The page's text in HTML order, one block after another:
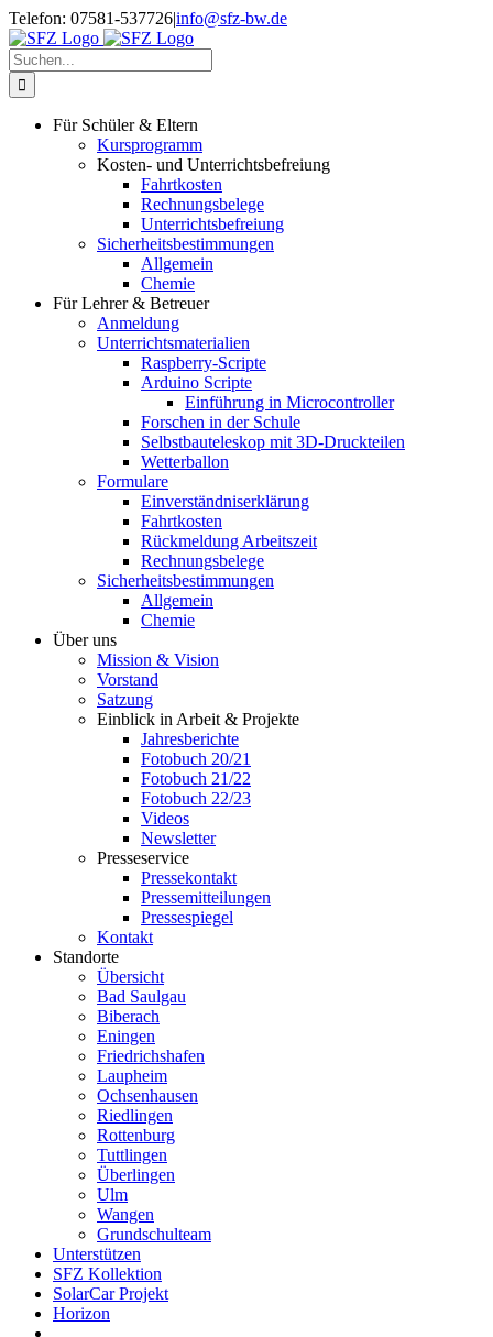
Zum
Inhalt
springen
Telefon: 07581-537726|info@sfz-bw.de
Suche
nach:
Für Schüler & Eltern
Kursprogramm
Kosten- und Unterrichtsbefreiung
Fahrtkosten
Rechnungsbelege
Unterrichtsbefreiung
Sicherheitsbestimmungen
Allgemein
Chemie
Für Lehrer & Betreuer
Anmeldung
Unterrichtsmaterialien
Raspberry-Scripte
Arduino Scripte
Einführung in Microcontroller
Forschen in der Schule
Selbstbauteleskop mit 3D-Druckteilen
Wetterballon
Formulare
Einverständniserklärung
Fahrtkosten
Rückmeldung Arbeitszeit
Rechnungsbelege
Sicherheitsbestimmungen
Allgemein
Chemie
Über uns
Mission & Vision
Vorstand
Satzung
Einblick in Arbeit & Projekte
Jahresberichte
Fotobuch 20/21
Fotobuch 21/22
Fotobuch 22/23
Videos
Newsletter
Presseservice
Pressekontakt
Pressemitteilungen
Pressespiegel
Kontakt
Standorte
Übersicht
Bad Saulgau
Biberach
Eningen
Friedrichshafen
Laupheim
Ochsenhausen
Riedlingen
Rottenburg
Tuttlingen
Überlingen
Ulm
Wangen
Grundschulteam
Unterstützen
SFZ Kollektion
SolarCar Projekt
Horizon